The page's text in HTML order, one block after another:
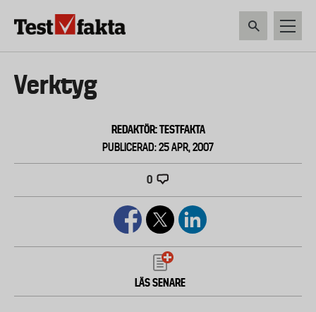
Huvudmeny
ny
Verktyg
REDAKTÖR: TESTFAKTA
PUBLICERAD: 25 APR, 2007
0
LÄS SENARE